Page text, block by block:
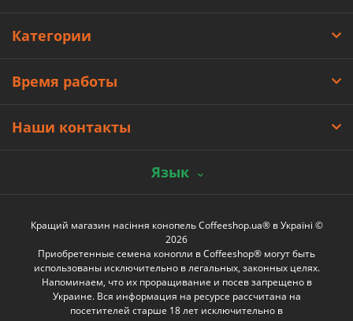
Категории
Время работы
Наши контакты
Язык
Кращий магазин насіння конопель Coffeeshop.ua® в Україні ©
2026
Приобретенные семена конопли в Coffeeshop® могут быть
использованы исключительно в легальных, законных целях.
Напоминаем, что их проращивание и посев запрещено в
Украине. Вся информация на ресурсе рассчитана на
посетителей старше 18 лет исключительно в